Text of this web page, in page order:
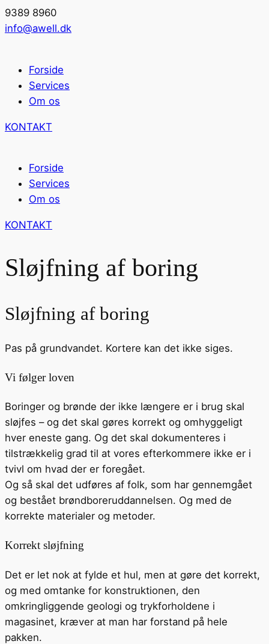
9389 8960
info@awell.dk
Forside
Services
Om os
KONTAKT
Forside
Services
Om os
KONTAKT
Sløjfning af boring
Sløjfning af boring
Pas på grundvandet. Kortere kan det ikke siges.
Vi følger loven
Boringer og brønde der ikke længere er i brug skal
sløjfes – og det skal gøres korrekt og omhyggeligt
hver eneste gang. Og det skal dokumenteres i
tilstrækkelig grad til at vores efterkommere ikke er i
tvivl om hvad der er foregået.
Og så skal det udføres af folk, som har gennemgået
og bestået brøndboreruddannelsen. Og med de
korrekte materialer og metoder.
Korrekt sløjfning
Det er let nok at fylde et hul, men at gøre det korrekt,
og med omtanke for konstruktionen, den
omkringliggende geologi og trykforholdene i
magasinet, kræver at man har forstand på hele
pakken.